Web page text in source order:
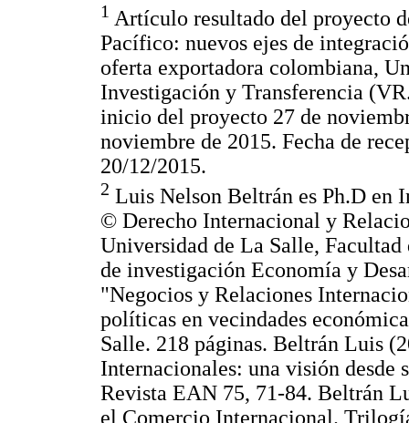
1 Artículo resultado del proyecto
Pacífico: nuevos ejes de
oferta exportadora colombiana,
Investigación y Transferencia
inicio del proyecto 27 de
noviembre de 2015. Fecha de
20/12/2015.
2 Luis Nelson Beltrán es Ph.D en
© Derecho Internacional y
Universidad de La Salle,
de investigación Economía y
"Negocios y Relaciones
políticas en vecindades
Salle. 218 páginas. Beltrán Luis
Internacionales: una visión
Revista EAN 75, 71-84. Beltrán
el Comercio Internacional.